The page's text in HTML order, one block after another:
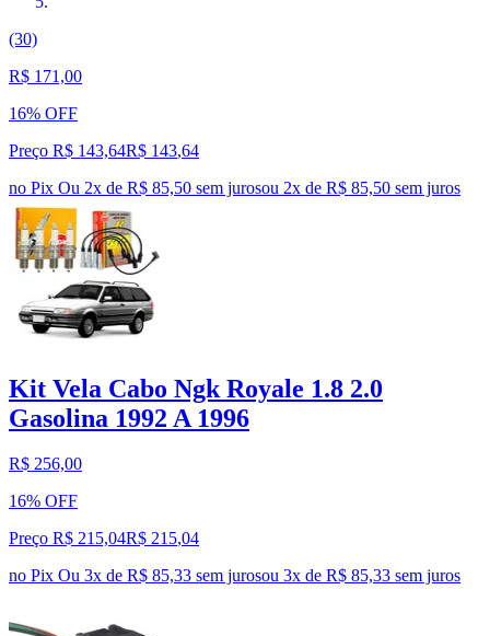
(30)
R$ 171,00
16% OFF
Preço R$ 143,64R$ 143,64
no Pix Ou 2x de R$ 85,50 sem jurosou 2x de R$ 85,50 sem juros
Kit Vela Cabo Ngk Royale 1.8 2.0
Gasolina 1992 A 1996
R$ 256,00
16% OFF
Preço R$ 215,04R$ 215,04
no Pix Ou 3x de R$ 85,33 sem jurosou 3x de R$ 85,33 sem juros